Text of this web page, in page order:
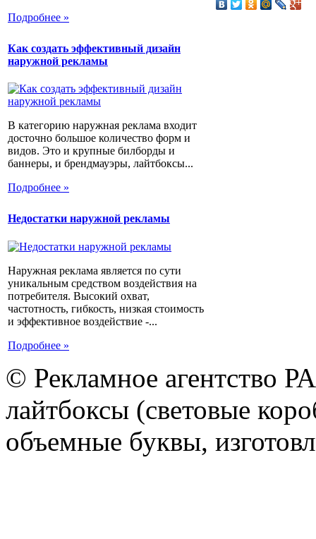
Подробнее »
Как создать эффективный дизайн
наружной рекламы
В категорию наружная реклама входит
досточно большое количество форм и
видов. Это и крупные билборды и
баннеры, и брендмауэры, лайтбоксы...
Подробнее »
Недостатки наружной рекламы
Наружная реклама является по сути
уникальным средством воздействия на
потребителя. Высокий охват,
частотность, гибкость, низкая стоимость
и эффективное воздействие -...
Подробнее »
© Рекламное агентство
лайтбоксы (световые
объемные буквы,